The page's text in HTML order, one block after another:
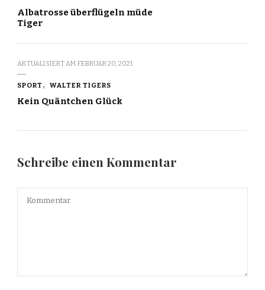
Albatrosse überflügeln müde
Tiger
AKTUALISIERT AM FEBRUAR 20, 2021
SPORT WALTER TIGERS
Kein Quäntchen Glück
Schreibe einen Kommentar